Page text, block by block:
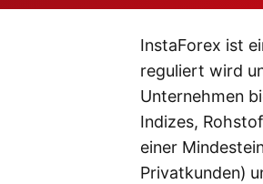
InstaForex ist
reguliert wird
Unternehmen
Indizes,
einer
Privatkunden)